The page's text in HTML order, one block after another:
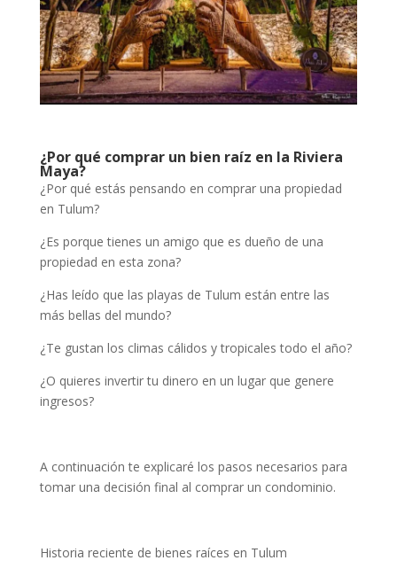
¿Por qué comprar un bien raíz en la Riviera
Maya?
¿Por qué estás pensando en comprar una propiedad
en Tulum?
¿Es porque tienes un amigo que es dueño de una
propiedad en esta zona?
¿Has leído que las playas de Tulum están entre las
más bellas del mundo?
¿Te gustan los climas cálidos y tropicales todo el año?
¿O quieres invertir tu dinero en un lugar que genere
ingresos?
A continuación te explicaré los pasos necesarios para
tomar una decisión final al comprar un condominio.
Historia reciente de bienes raíces en Tulum